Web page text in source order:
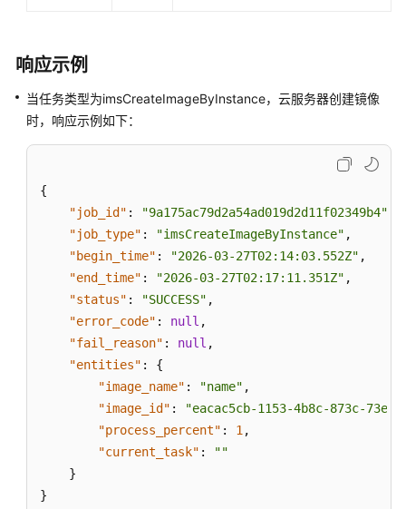
响应示例
当任务类型为imsCreateImageByInstance， 云服务器创建镜像
时，响应示例如下：
{
"job_id" : "9a175ac79d2a54ad019d2d11f02349b4"
"job_type" : "imsCreateImageByInstance" ,
"begin_time" : "2026-03-27T02:14:03.552Z" ,
"end_time" : "2026-03-27T02:17:11.351Z" ,
"status" : "SUCCESS" ,
"error_code" : null ,
"fail_reason" : null ,
"entities" :
{
"image_name" : "name" ,
"image_id" :
"eacac5cb-1153-4b8c-873c-
"process_percent" : 1 ,
"current_task" :
""
}
}